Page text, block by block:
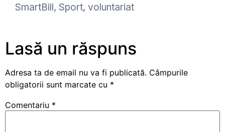
SmartBill, Sport, voluntariat
Lasă un răspuns
Adresa ta de email nu va fi publicată. Câmpurile
obligatorii sunt marcate cu *
Comentariu *